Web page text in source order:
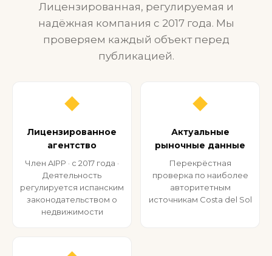
Лицензированная, регулируемая и
надёжная компания с 2017 года. Мы
проверяем каждый объект перед
публикацией.
◆
Лицензированное
агентство
Член AIPP · с 2017 года ·
Деятельность
регулируется испанским
законодательством о
недвижимости
◆
Актуальные
рыночные данные
Перекрёстная
проверка по наиболее
авторитетным
источникам Costa del Sol